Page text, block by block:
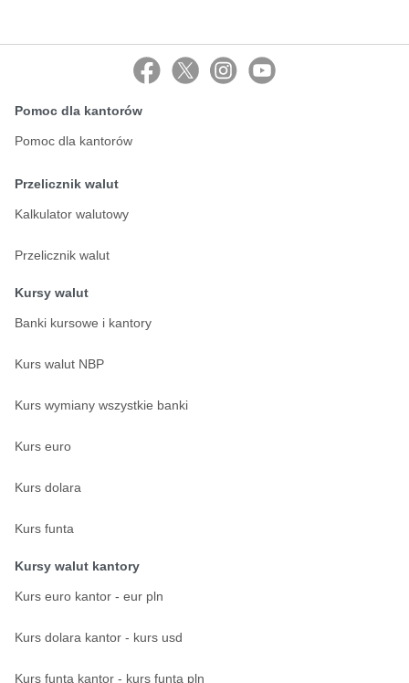
Pomoc dla kantorów
Pomoc dla kantorów
Przelicznik walut
Kalkulator walutowy
Przelicznik walut
Kursy walut
Banki kursowe i kantory
Kurs walut NBP
Kurs wymiany wszystkie banki
Kurs euro
Kurs dolara
Kurs funta
Kursy walut kantory
Kurs euro kantor - eur pln
Kurs dolara kantor - kurs usd
Kurs funta kantor - kurs funta pln